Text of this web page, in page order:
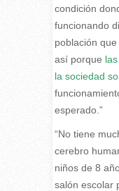
condición
funcionando
población
así porque
la sociedad
esperado.”
“No tiene
cerebro
niños de 8
salón escolar